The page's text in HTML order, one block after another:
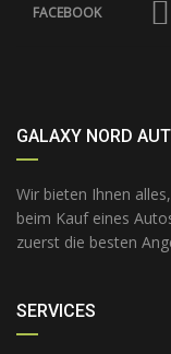
FACEBOOK
GALAXY NORD
Wir bieten Ihnen
beim Kauf eines
zuerst die besten
SERVICES